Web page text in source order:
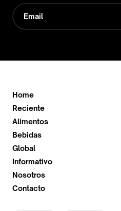
Home
Reciente
Alimentos
Bebidas
Global
Informativo
Nosotros
Contacto